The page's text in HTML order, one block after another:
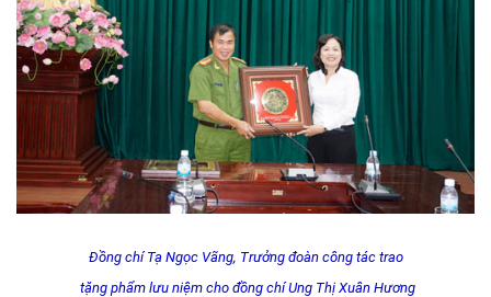
Đồng chí Tạ Ngọc Vãng, Trưởng đoàn công tác trao
tặng phẩm lưu niệm cho đồng chí Ung Thị Xuân Hương